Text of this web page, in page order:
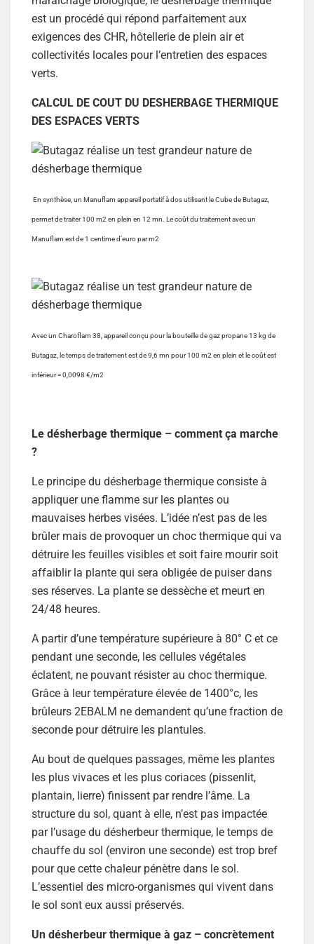
est un procédé qui répond parfaitement aux
exigences des CHR, hôtellerie de plein air et
collectivités locales pour l’entretien des espaces
verts.
CALCUL DE COUT DU DESHERBAGE THERMIQUE
DES ESPACES VERTS
En synthèse, un Manuflam appareil portatif à dos utilisant le Cube de Butagaz,
permet de traiter 100 m2 en plein en 12 mn. Le coût du traitement avec un
Manuflam est de 1 centime d’euro par m2
Avec un Charoflam 38, appareil conçu pour la bouteille de gaz propane 13 kg de
Butagaz, le temps de traitement est de 9,6 mn pour 100 m2 en plein et le coût est
inférieur = 0,0098 €/m2
Le désherbage thermique – comment ça marche
?
Le principe du désherbage thermique consiste à
appliquer une flamme sur les plantes ou
mauvaises herbes visées. L’idée n’est pas de les
brûler mais de provoquer un choc thermique qui va
détruire les feuilles visibles et soit faire mourir soit
affaiblir la plante qui sera obligée de puiser dans
ses réserves. La plante se dessèche et meurt en
24/48 heures.
A partir d’une température supérieure à 80° C et ce
pendant une seconde, les cellules végétales
éclatent, ne pouvant résister au choc thermique.
Grâce à leur température élevée de 1400°c, les
brûleurs 2EBALM ne demandent qu’une fraction de
seconde pour détruire les plantules.
Au bout de quelques passages, même les plantes
les plus vivaces et les plus coriaces (pissenlit,
plantain, lierre) finissent par rendre l’âme. La
structure du sol, quant à elle, n’est pas impactée
par l’usage du désherbeur thermique, le temps de
chauffe du sol (environ une seconde) est trop bref
pour que cette chaleur pénètre dans le sol.
L’essentiel des micro-organismes qui vivent dans
le sol sont eux aussi préservés.
Un désherbeur thermique à gaz – concrètement